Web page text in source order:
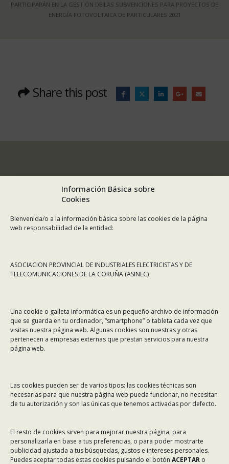
Información Básica sobre
Cookies
Bienvenida/o a la información básica sobre las cookies de la página
web responsabilidad de la entidad:
ASOCIACION PROVINCIAL DE INDUSTRIALES ELECTRICISTAS Y DE
TELECOMUNICACIONES DE LA CORUÑA (ASINEC)
Una cookie o galleta informática es un pequeño archivo de información
que se guarda en tu ordenador, “smartphone” o tableta cada vez que
visitas nuestra página web. Algunas cookies son nuestras y otras
pertenecen a empresas externas que prestan servicios para nuestra
página web.
Las cookies pueden ser de varios tipos: las cookies técnicas son
necesarias para que nuestra página web pueda funcionar, no necesitan
de tu autorización y son las únicas que tenemos activadas por defecto.
El resto de cookies sirven para mejorar nuestra página, para
personalizarla en base a tus preferencias, o para poder mostrarte
publicidad ajustada a tus búsquedas, gustos e intereses personales.
Puedes aceptar todas estas cookies pulsando el botón ACEPTAR o
PARTICIPARÁN EN LA GESTIÓN DE LAS SUBVENCIONES PARA PROYECTOS DE
ENERGÍA FOTOVOLTAICA DE PARTICULARES 2021
Share this post
Dirección: Rafael Alberti 7, 1º C-D. 15008 A Coruña
Teléfono: 981 299 710
Email: asinec@asinec.org
Noticias
Servicios
Asociados